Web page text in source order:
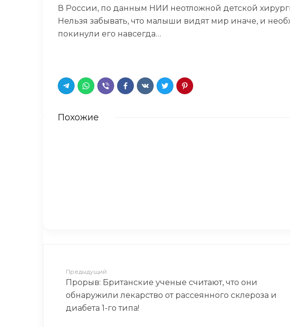
В России, по данным НИИ неотложной детской
Нельзя забывать, что малыши видят мир иначе, и
покинули его навсегда…
Похожие
Предыдущий
Прорыв: Британские ученые считают, что они
обнаружили лекарство от рассеянного склероза и
диабета 1-го типа!